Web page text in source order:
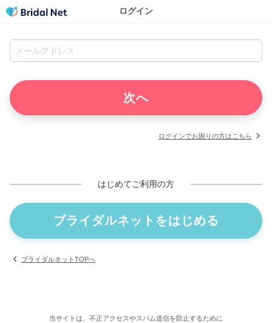
ログイン
ログインでお困りの方はこちら
はじめてご利用の方
ブライダルネットをはじめる
ブライダルネットTOPへ
当サイトは、不正アクセスやスパム送信を防止するために